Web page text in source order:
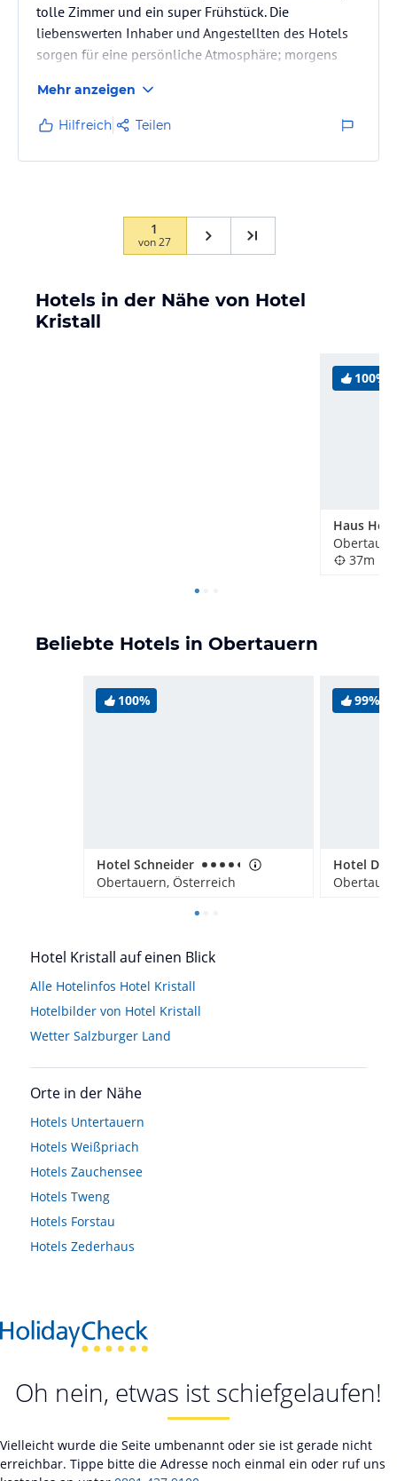
tolle Zimmer und ein super Frühstück. Die
liebenswerten Inhaber und Angestellten des Hotels
sorgen für eine persönliche Atmosphäre; morgens
Wetterprognose und die aktuellen
Schneebedingungen persönlich allen Gästen.
Mehr anzeigen
Hilfreich Teilen
1
von27
Hotels in der Nähe von Hotel
Kristall
100%
Haus
37m
Beliebte Hotels in Obertauern
100%
Hotel Schneider
Obertauern, Österreich
99%
Hotel Kristall auf einen Blick
Alle Hotelinfos Hotel Kristall
Hotelbilder von Hotel Kristall
Wetter Salzburger Land
Orte in der Nähe
Hotels Untertauern
Hotels Weißpriach
Hotels Zauchensee
Hotels Tweng
Hotels Forstau
Hotels Zederhaus
Oh nein, etwas ist schiefgelaufen!
Vielleicht wurde die Seite umbenannt oder sie ist gerade nicht
erreichbar. Tippe bitte die Adresse noch einmal ein oder ruf uns